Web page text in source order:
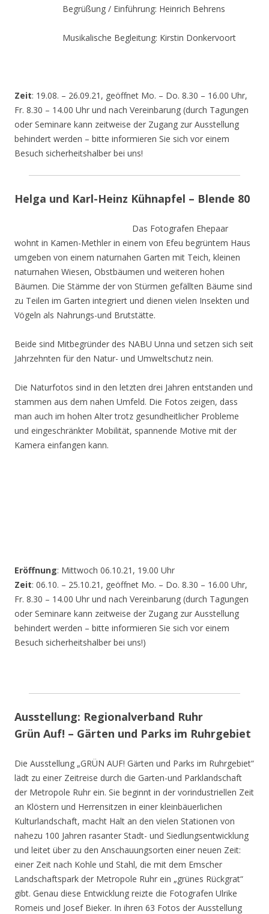
Begrüßung / Einführung: Heinrich Behrens
Musikalische Begleitung: Kirstin Donkervoort
Zeit: 19.08. – 26.09.21, geöffnet Mo. – Do. 8.30 – 16.00 Uhr,
Fr. 8.30 – 14.00 Uhr und nach Vereinbarung (durch Tagungen
oder Seminare kann zeitweise der Zugang zur Ausstellung
behindert werden – bitte informieren Sie sich vor einem
Besuch sicherheitshalber bei uns!
Helga und Karl-Heinz Kühnapfel – Blende 80
Das Fotografen Ehepaar
wohnt in Kamen-Methler in einem von Efeu begrüntem Haus
umgeben von einem naturnahen Garten mit Teich, kleinen
naturnahen Wiesen, Obstbäumen und weiteren hohen
Bäumen. Die Stämme der von Stürmen gefällten Bäume sind
zu Teilen im Garten integriert und dienen vielen Insekten und
Vögeln als Nahrungs-und Brutstätte.
Beide sind Mitbegründer des NABU Unna und setzen sich seit
Jahrzehnten für den Natur- und Umweltschutz nein.
Die Naturfotos sind in den letzten drei Jahren entstanden und
stammen aus dem nahen Umfeld. Die Fotos zeigen, dass
man auch im hohen Alter trotz gesundheitlicher Probleme
und eingeschränkter Mobilität, spannende Motive mit der
Kamera einfangen kann.
Eröffnung: Mittwoch 06.10.21, 19.00 Uhr
Zeit: 06.10. – 25.10.21, geöffnet Mo. – Do. 8.30 – 16.00 Uhr,
Fr. 8.30 – 14.00 Uhr und nach Vereinbarung (durch Tagungen
oder Seminare kann zeitweise der Zugang zur Ausstellung
behindert werden – bitte informieren Sie sich vor einem
Besuch sicherheitshalber bei uns!)
Ausstellung: Regionalverband Ruhr
Grün Auf! – Gärten und Parks im Ruhrgebiet
Die Ausstellung „GRÜN AUF! Gärten und Parks im Ruhrgebiet“
lädt zu einer Zeitreise durch die Garten-und Parklandschaft
der Metropole Ruhr ein. Sie beginnt in der vorindustriellen Zeit
an Klöstern und Herrensitzen in einer kleinbäuerlichen
Kulturlandschaft, macht Halt an den vielen Stationen von
nahezu 100 Jahren rasanter Stadt- und Siedlungsentwicklung
und leitet über zu den Anschauungsorten einer neuen Zeit:
einer Zeit nach Kohle und Stahl, die mit dem Emscher
Landschaftspark der Metropole Ruhr ein „grünes Rückgrat“
gibt. Genau diese Entwicklung reizte die Fotografen Ulrike
Romeis und Josef Bieker. In ihren 63 Fotos der Ausstellung